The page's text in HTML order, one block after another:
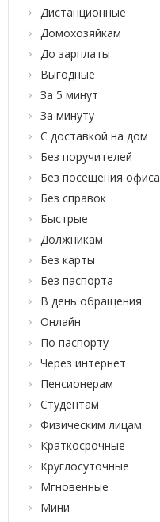
Дистанционные
Домохозяйкам
До зарплаты
Выгодные
За 5 минут
За минуту
С доставкой на дом
Без поручителей
Без посещения офиса
Без справок
Быстрые
Должникам
Без карты
Без паспорта
В день обращения
Онлайн
По паспорту
Через интернет
Пенсионерам
Студентам
Физическим лицам
Краткосрочные
Круглосуточные
Мгновенные
Мини